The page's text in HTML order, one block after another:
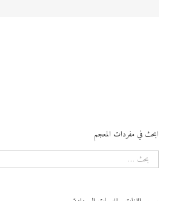
ابحث في مفردات المعجم
البحث